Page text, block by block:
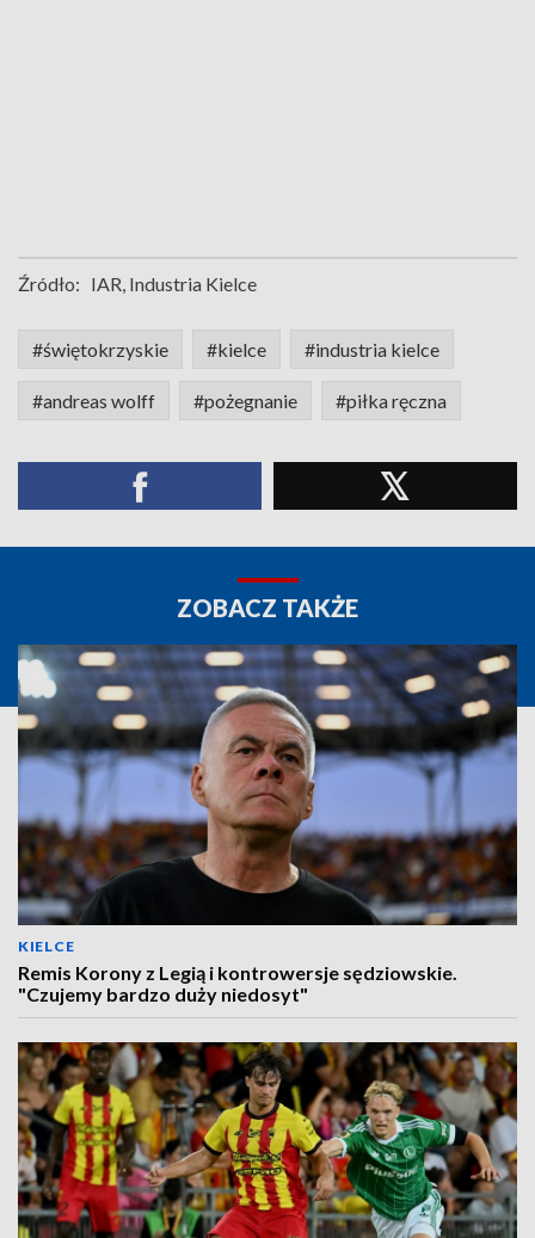
Źródło: IAR, Industria Kielce
#świętokrzyskie #kielce #industria kielce
#andreas wolff #pożegnanie #piłka ręczna
ZOBACZ TAKŻE
KIELCE
Remis Korony z Legią i kontrowersje sędziowskie.
"Czujemy bardzo duży niedosyt"